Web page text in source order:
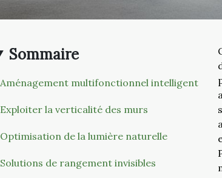
Sommaire
Aménagement multifonctionnel intelligent
Exploiter la verticalité des murs
Optimisation de la lumière naturelle
Solutions de rangement invisibles